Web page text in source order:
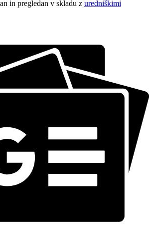
in pregledan v skladu z uredniškimi